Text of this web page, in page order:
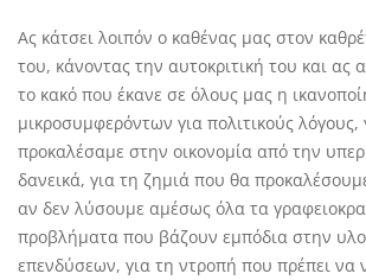
Ας κάτσει λοιπόν ο καθένας μας στον
του, κάνοντας την αυτοκριτική του και ας
το κακό που έκανε σε όλους μας η
μικροσυμφερόντων για πολιτικούς
προκαλέσαμε στην οικονομία από την
δανεικά, για τη ζημιά που θα
αν δεν λύσουμε αμέσως όλα τα
προβλήματα που βάζουν εμπόδια στην
επενδύσεων, για τη ντροπή που πρέπει να